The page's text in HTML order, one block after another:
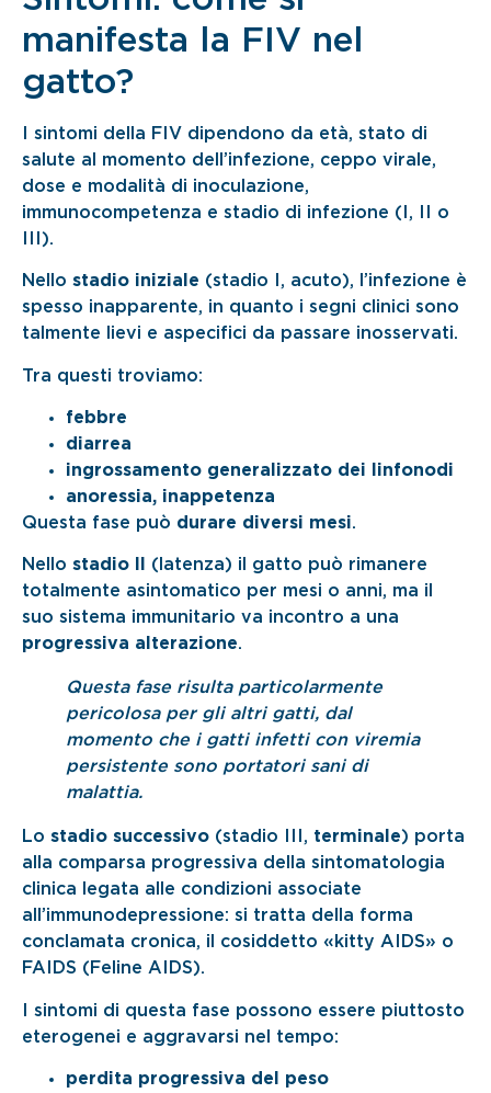
manifesta la FIV nel
gatto?
I sintomi della FIV dipendono da età, stato di
salute al momento dell’infezione, ceppo virale,
dose e modalità di inoculazione,
immunocompetenza e stadio di infezione (I, II o
III).
Nello stadio iniziale (stadio I, acuto), l’infezione è
spesso inapparente, in quanto i segni clinici sono
talmente lievi e aspecifici da passare inosservati.
Tra questi troviamo:
febbre
diarrea
ingrossamento generalizzato dei linfonodi
anoressia, inappetenza
Questa fase può durare diversi mesi.
Nello stadio II
(latenza) il gatto può rimanere
totalmente asintomatico per mesi o anni, ma il
suo sistema immunitario va incontro a una
progressiva alterazione.
Questa fase risulta particolarmente
pericolosa per gli altri gatti, dal
momento che i gatti infetti con viremia
persistente sono portatori sani di
malattia.
Lo stadio successivo (stadio III, terminale) porta
alla comparsa progressiva della sintomatologia
clinica legata alle condizioni associate
all’immunodepressione: si tratta della forma
conclamata cronica, il cosiddetto «kitty AIDS» o
FAIDS (Feline AIDS).
I sintomi di questa fase possono essere piuttosto
eterogenei e aggravarsi nel tempo:
perdita progressiva del peso